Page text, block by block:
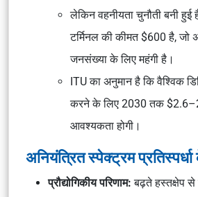
लेकिन वहनीयता चुनौती बनी हुई
टर्मिनल की कीमत $600 है, जो
जनसंख्या के लिए महंगी है।
ITU का अनुमान है कि वैश्विक
करने के लिए 2030 तक
आवश्यकता होगी।
अनियंत्रित स्पेक्ट्रम प्रतिस्पर्धा
प्रौद्योगिकीय परिणाम:बढ़ते हस्तक्षेप से